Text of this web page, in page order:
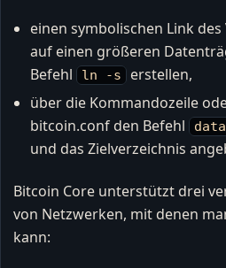
einen symbolischen Link des
auf einen größeren
Befehl ln -s
erstellen,
über die Kommandozeile
bitcoin.conf den Befehl
und das Zielverzeichnis
Bitcoin Core unterstützt drei
von Netzwerken, mit denen
kann: